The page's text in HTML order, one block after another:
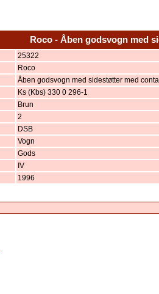
Roco - Åben godsvogn med
25322
Roco
Åben godsvogn med sidestøtter med
Ks (Kbs) 330 0 296-1
Brun
2
DSB
Vogn
Gods
IV
1996